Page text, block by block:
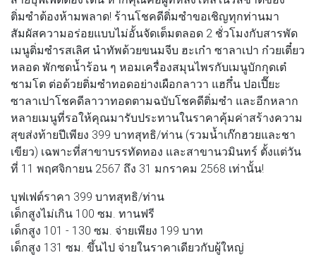
ติ่มซำต้องห้ามพลาด! ร้านโชคดีติ่มซำขอเชิญทุกท่านมา
สัมผัสความอร่อยแบบไม่อั้นจัดเต็มตลอด 2 ชั่วโมงกับสารพัด
เมนูติ่มซำรสเลิศ นำทัพด้วยขนมจีบ ฮะเก๋า ซาลาเปา ก๋วยเตี๋ยว
หลอด พักซดน้ำร้อน ๆ หอมเครื่องสมุนไพรกับเมนูบักกุดเต๋
ชามโต ต่อด้วยติ่มซำทอดอย่างเผือกลาวา แฮกึ๋น ปอเปี๊ยะ
ซาลาเปาโชคดีลาวาทอดตามฉบับโชคดีติ่มซำ และอีกหลาก
หลายเมนูที่รอให้คุณมารับประทานในราคาคุ้มค่าสร้างความ
สุขส่งท้ายปีเพียง 399 บาทสุทธิ/ท่าน (รวมน้ำเก๊กฮวยและชา
เขียว) เฉพาะที่สาขาบรรทัดทอง และสาขานวมินทร์ ตั้งแต่วัน
ที่ 11 พฤศจิกายน 2567 ถึง 31 มกราคม 2568 เท่านั้น!
บุฟเฟต์ราคา 399 บาทสุทธิ/ท่าน
เด็กสูงไม่เกิน 100 ซม. ทานฟรี
เด็กสูง 101 - 130 ซม. จ่ายเพียง 199 บาท
เด็กสูง 131 ซม. ขึ้นไป จ่ายในราคาเดียวกับผู้ใหญ่